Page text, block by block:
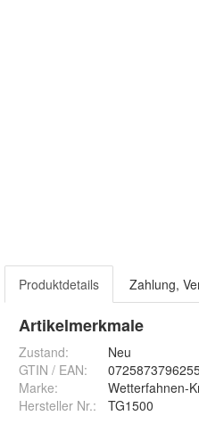
Produktdetails Zahlung,
Artikelmerkmale
Zustand:
Neu
GTIN / EAN:
Marke:
Wetterfahnen-
Hersteller Nr.:
TG1500